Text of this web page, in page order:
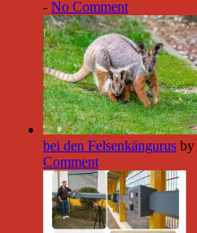
- No Comment
bei den Felsenkängurus by
Comment